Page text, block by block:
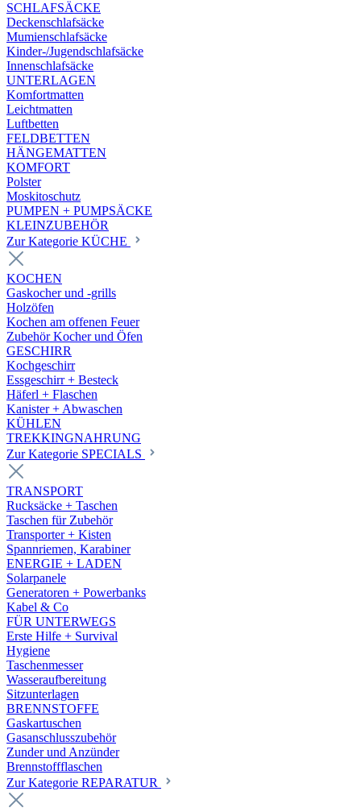
SCHLAFSÄCKE
Deckenschlafsäcke
Mumienschlafsäcke
Kinder-/Jugendschlafsäcke
Innenschlafsäcke
UNTERLAGEN
Komfortmatten
Leichtmatten
Luftbetten
FELDBETTEN
HÄNGEMATTEN
KOMFORT
Polster
Moskitoschutz
PUMPEN + PUMPSÄCKE
KLEINZUBEHÖR
Zur Kategorie KÜCHE
KOCHEN
Gaskocher und -grills
Holzöfen
Kochen am offenen Feuer
Zubehör Kocher und Öfen
GESCHIRR
Kochgeschirr
Essgeschirr + Besteck
Häferl + Flaschen
Kanister + Abwaschen
KÜHLEN
TREKKINGNAHRUNG
Zur Kategorie SPECIALS
TRANSPORT
Rucksäcke + Taschen
Taschen für Zubehör
Transporter + Kisten
Spannriemen, Karabiner
ENERGIE + LADEN
Solarpanele
Generatoren + Powerbanks
Kabel & Co
FÜR UNTERWEGS
Erste Hilfe + Survival
Hygiene
Taschenmesser
Wasseraufbereitung
Sitzunterlagen
BRENNSTOFFE
Gaskartuschen
Gasanschlusszubehör
Zunder und Anzünder
Brennstoffflaschen
Zur Kategorie REPARATUR